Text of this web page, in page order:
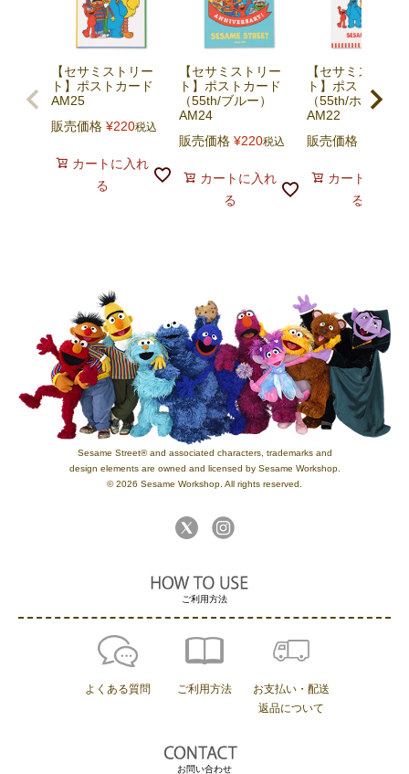
【セサミストリー
ト】ポストカード
AM25
販売価格 ¥220税込
カートに入れ
る
【セサミストリー
ト】ポストカード
（55th/ブルー）
AM24
販売価格 ¥220税込
カートに入れ
る
【セサミストリー
ト】ポストカード
（55th/ホワイト
AM22
販売価格
カートに入れ
る
Sesame Street® and associated characters, trademarks and
design elements are owned and licensed by Sesame Workshop.
© 2026 Sesame Workshop. All rights reserved.
お問い合わせ
ご利用方法
よくある質問 ご利用方法
お支払い・配送
返品について